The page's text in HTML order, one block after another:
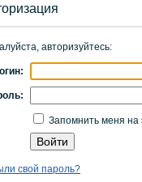
авторизуйтесь:
Запомнить меня на
свой пароль?